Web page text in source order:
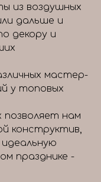
из воздушных
дальше и
декору и
мастер-
у топовых
позволяет нам
конструктив,
празднике -